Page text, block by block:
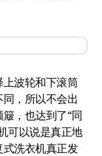
波轮和下滚筒
，所以不会出
，也达到了“同
可以说是真正地
洗衣机真正发